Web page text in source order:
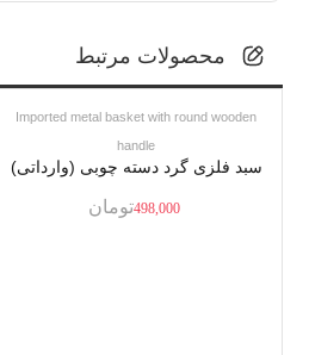
محصولات مرتبط
Imported metal basket with round wooden
handle
سبد فلزی گرد دسته چوبی (وارداتی)
تومان